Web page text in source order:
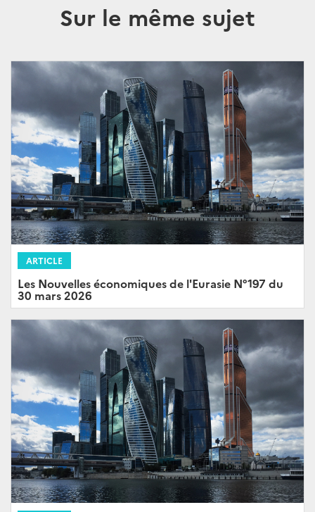
Sur le même sujet
ARTICLE
Les Nouvelles économiques de l'Eurasie N°197 du
30 mars 2026